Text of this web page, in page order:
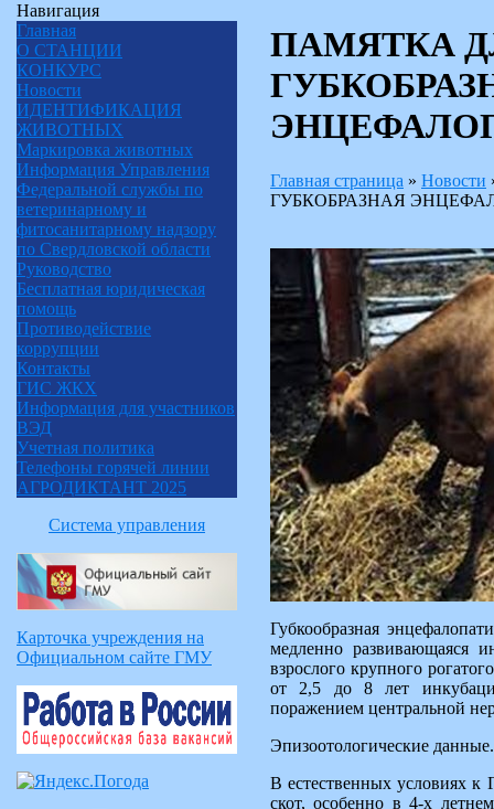
Навигация
Главная
О СТАНЦИИ
КОНКУРС
Новости
ИДЕНТИФИКАЦИЯ
ЖИВОТНЫХ
Маркировка животных
Информация Управления
Федеральной службы по
ветеринарному и
фитосанитарному надзору
по Свердловской области
Руководство
Бесплатная юридическая
помощь
Противодействие
коррупции
Контакты
ГИС ЖКХ
Информация для участников
ВЭД
Учетная политика
Телефоны горячей линии
АГРОДИКТАНТ 2025
Система управления
Карточка учреждения на
Официальном сайте ГМУ
ПАМЯТКА
Главная страница » Новости
ГУБКОБРАЗНАЯ
Губкообразная
медленно развивающаяся
взрослого крупного
от 2,5 до 8 лет
поражением центральной
Эпизоотологические данные.
В естественных условиях
скот, особенно в 4-х